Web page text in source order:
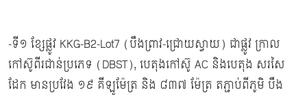
-ទី១ ខ្សែផ្លូវ KKG-B2-Lot7 (បឹងព្រាវ-ជ្រោយស្វាយ) ជាផ្លូវ ក្រាល
កៅស៊ូពីរជាន់ប្រភេទ (DBST), បេតុងកៅស៊ូ AC និងបេតុង សរសៃ
ដែក មានប្រវែង ១៩ គីឡូម៉ែត្រ និង ៨៣៧ ម៉ែត្រ តភ្ជាប់ពីភូមិ បឹង